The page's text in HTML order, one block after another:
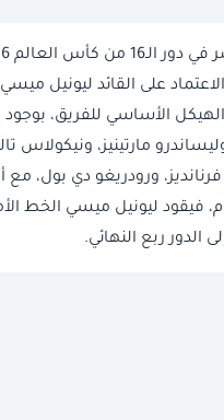
على القائد ليونيل
الأساسي للفريق، بوجود
مارتينيز،
فرنانديز، ورودريغو دي
ليونيل ميسي الخط
ربع النهائي.